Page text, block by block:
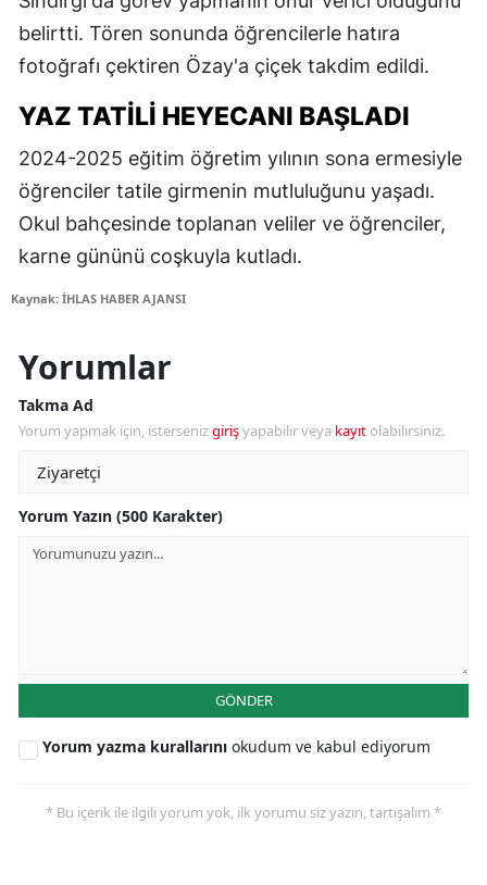
belirtti. Tören sonunda öğrencilerle hatıra
fotoğrafı çektiren Özay'a çiçek takdim edildi.
YAZ TATILI HEYECANI BAŞLADI
2024-2025 eğitim öğretim yılının sona ermesiyle
öğrenciler tatile girmenin mutluluğunu yaşadı.
Okul bahçesinde toplanan veliler ve öğrenciler,
karne gününü coşkuyla kutladı.
Kaynak: İHLAS HABER AJANSI
Yorumlar
Takma Ad
Yorum yapmak için, istersenizgirişyapabilir veya kayıt olabilirsiniz.
Yorum Yazın (500 Karakter)
GÖNDER
Yorum yazma kurallarını okudum ve kabul ediyorum
* Bu içerik ile ilgili yorum yok, ilk yorumu siz yazın, tartışalım *